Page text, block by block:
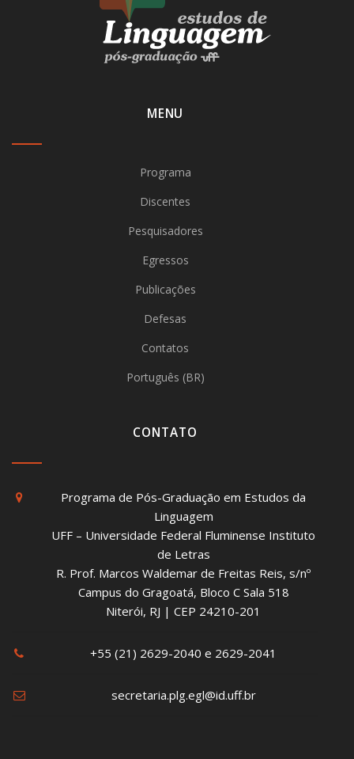
MENU
Programa
Discentes
Pesquisadores
Egressos
Publicações
Defesas
Contatos
Português (BR)
CONTATO
Programa de Pós-Graduação em Estudos da
Linguagem
UFF – Universidade Federal Fluminense Instituto
de Letras
R. Prof. Marcos Waldemar de Freitas Reis, s/nº
Campus do Gragoatá, Bloco C Sala 518
Niterói, RJ | CEP 24210-201
+55 (21) 2629-2040 e 2629-2041
secretaria.plg.egl@id.uff.br